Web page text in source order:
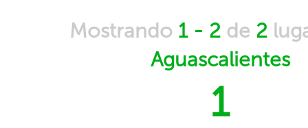
Mostrando 1 - 2 de 2
Aguascalientes
1